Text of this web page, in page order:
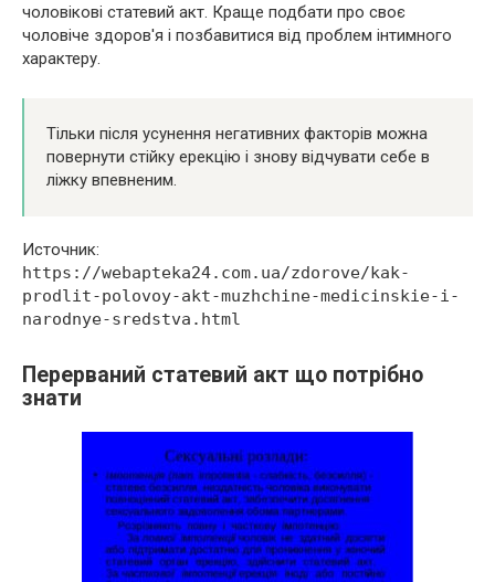
чоловікові статевий акт. Краще подбати про своє
чоловіче здоров'я і позбавитися від проблем інтимного
характеру.
Тільки після усунення негативних факторів можна
повернути стійку ерекцію і знову відчувати себе в
ліжку впевненим.
Источник:
https://webapteka24.com.ua/zdorove/kak-
prodlit-polovoy-akt-muzhchine-medicinskie-i-
narodnye-sredstva.html
Перерваний статевий акт що потрібно
знати